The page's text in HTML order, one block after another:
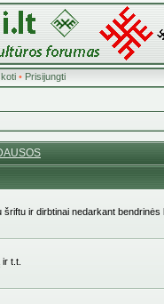
• Prisijungti
ir dirbtinai nedarkant bendrinės
t.t.